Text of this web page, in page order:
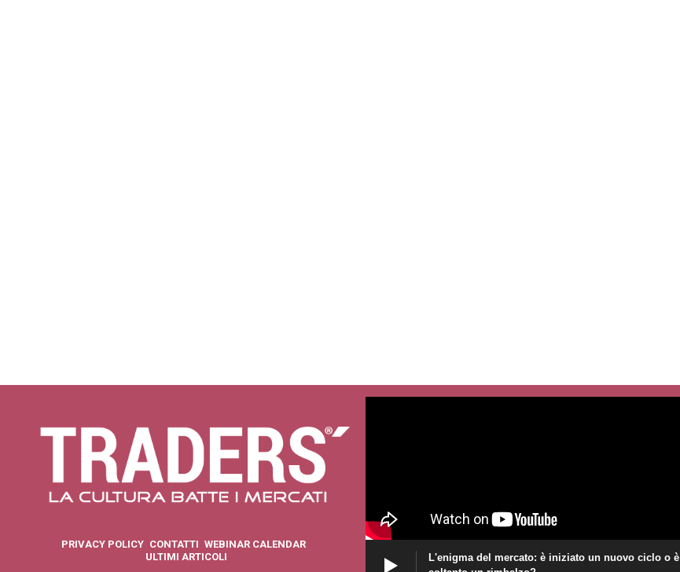
PRIVACY POLICY CONTATTI WEBINAR CALENDAR
ULTIMI ARTICOLI
L'enigma del mercato: è iniziato un nuovo ciclo o è